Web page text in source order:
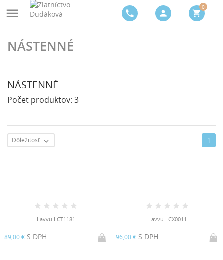
 phone person shopping_cart
0
NÁSTENNÉ
NÁSTENNÉ
Počet produktov: 3
Dôležitosť  1
Lavvu LCT1181
89,00 € S DPH
Lavvu LCX0011
96,00 € S DPH